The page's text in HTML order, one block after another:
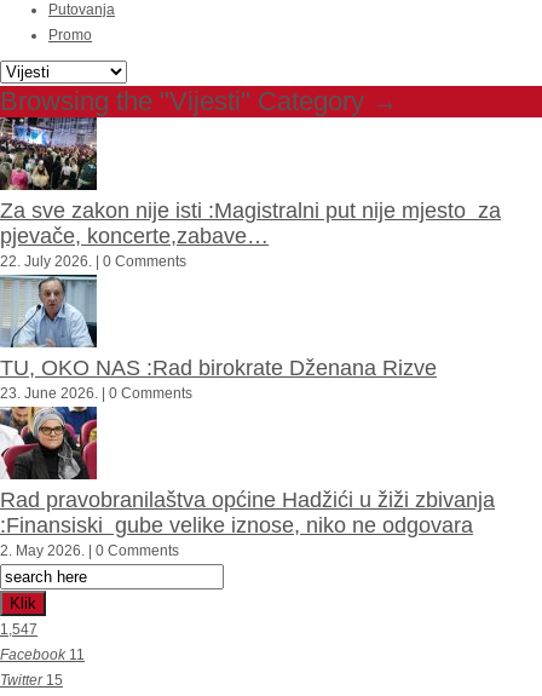
Putovanja
Promo
Browsing the "Vijesti" Category →
Za sve zakon nije isti :Magistralni put nije mjesto za
pjevače, koncerte,zabave…
22. July 2026. | 0 Comments
TU, OKO NAS :Rad birokrate Dženana Rizve
23. June 2026. | 0 Comments
Rad pravobranilaštva općine Hadžići u žiži zbivanja
:Finansiski gube velike iznose, niko ne odgovara
2. May 2026. | 0 Comments
Klik
1,547
Facebook 11
Twitter 15